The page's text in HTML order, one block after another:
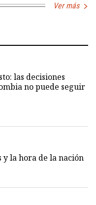
Ver más
las decisiones
no puede seguir
y la hora de la nación